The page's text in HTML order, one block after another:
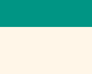
allen Meldungen